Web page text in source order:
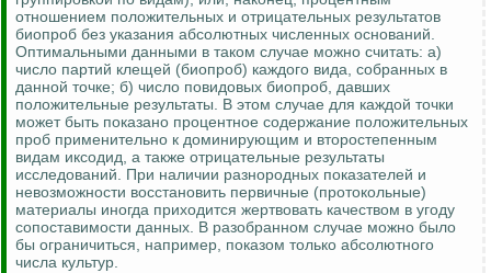
отношением положительных и отрицательных результатов
биопроб без указания абсолютных численных оснований.
Оптимальными данными в таком случае можно считать: а)
число партий клещей (биопроб) каждого вида, собранных в
данной точке; б) число повидовых биопроб, давших
положительные результаты. В этом случае для каждой точки
может быть показано процентное содержание положительных
проб применительно к доминирующим и второстепенным
видам иксодид, а также отрицательные результаты
исследований. При наличии разнородных показателей и
невозможности восстановить первичные (протокольные)
материалы иногда приходится жертвовать качеством в угоду
сопоставимости данных. В разобранном случае можно было
бы ограничиться, например, показом только абсолютного
числа культур.